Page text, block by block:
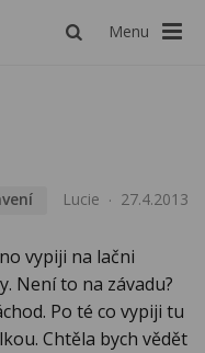
Menu
Lucie 27.4.2013
vypiji na lačni
Není to na závadu?
Po té co vypiji tu
Chtěla bych vědět